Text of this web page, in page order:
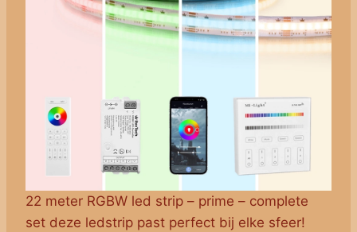
22 meter RGBW led strip – prime – complete
set deze ledstrip past perfect bij elke sfeer!